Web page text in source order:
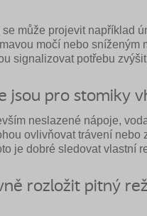
může projevit například
močí nebo sníženým
signalizovat potřebu
jsou pro stomiky
neslazené nápoje,
ovlivňovat trávení nebo
je dobré sledovat vlastní
rozložit pitný